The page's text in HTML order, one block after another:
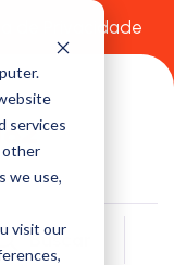
services
other
we use,
visit our
de Privacidade
Buscar